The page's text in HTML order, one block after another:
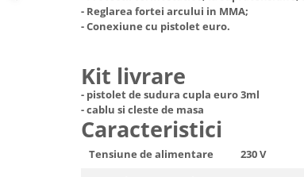
Truse de scule
Ventuze cu brate pentru transport
Vibratoare beton
Masini de spalat rufe incorporabile
Masini de spalat rufe cu uscator
Masini de facut paine
Pachete electrocasnice
incorporabile
SANDWICH MAKER
- Reglarea fortei arcului in MMA;
- Conexiune cu pistolet euro.
Kit livrare
- pistolet de sudura cupla euro 3ml
- cablu si cleste de masa
Caracteristici
Tensiune de alimentare
230 V